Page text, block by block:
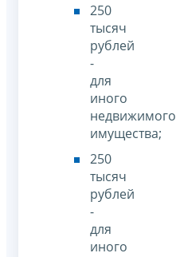
250
тысяч
рублей
-
для
иного
недвижимого
имущества;
250
тысяч
рублей
-
для
иного